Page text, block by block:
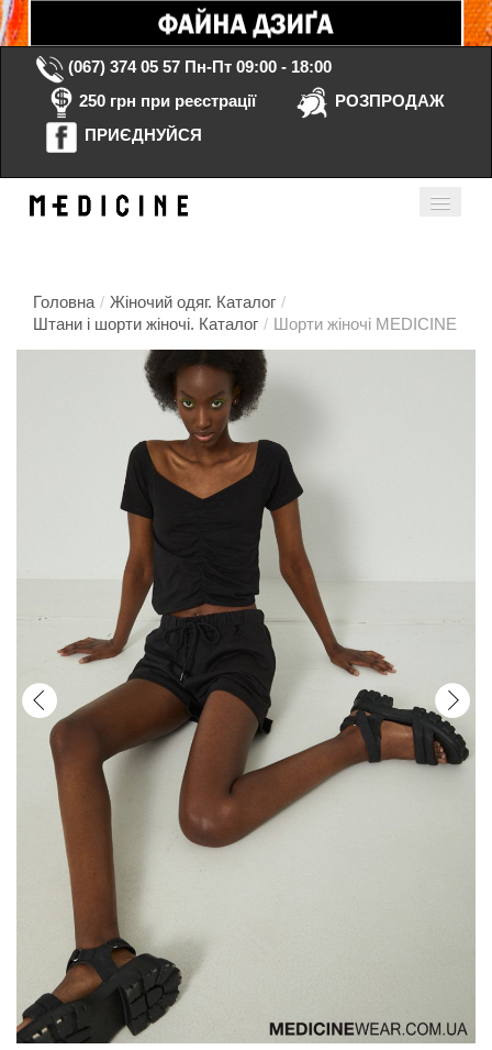
(067) 374 05 57 Пн-Пт 09:00 - 18:00
250 грн при реєстрації
РОЗПРОДАЖ
ПРИЄДНУЙСЯ
Головна / Жіночий одяг. Каталог /
Штани і шорти жіночі. Каталог / Шорти жіночі MEDICINE